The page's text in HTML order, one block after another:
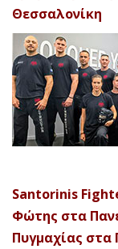
Θεσσαλονίκη
Santorinis
Φώτης στα
Πυγμαχίας στα